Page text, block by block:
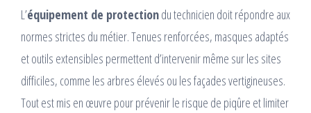
L’équipement de protectiondu technicien doit répondre aux
normes strictes du métier. Tenues renforcées, masques adaptés
et outils extensibles permettent d’intervenir même sur les sites
difficiles, comme les arbres élevés ou les façades vertigineuses.
Tout est mis en œuvre pour prévenir le risque de piqûre et limiter